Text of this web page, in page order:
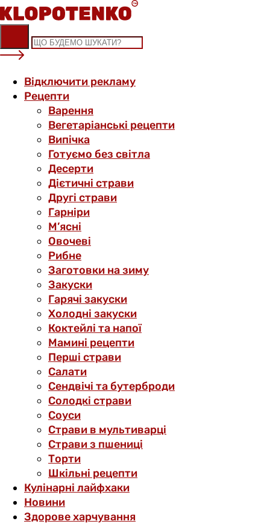
Skip
to
content
Відключити рекламу
Рецепти
Варення
Вегетаріанські рецепти
Випічка
Готуємо без світла
Десерти
Дієтичні страви
Другі страви
Гарніри
М’ясні
Овочеві
Рибне
Заготовки на зиму
Закуски
Гарячі закуски
Холодні закуски
Коктейлі та напої
Мамині рецепти
Перші страви
Салати
Сендвічі та бутерброди
Солодкі страви
Соуси
Страви в мультиварці
Страви з пшениці
Торти
Шкільні рецепти
Кулінарні лайфхаки
Новини
Здорове харчування